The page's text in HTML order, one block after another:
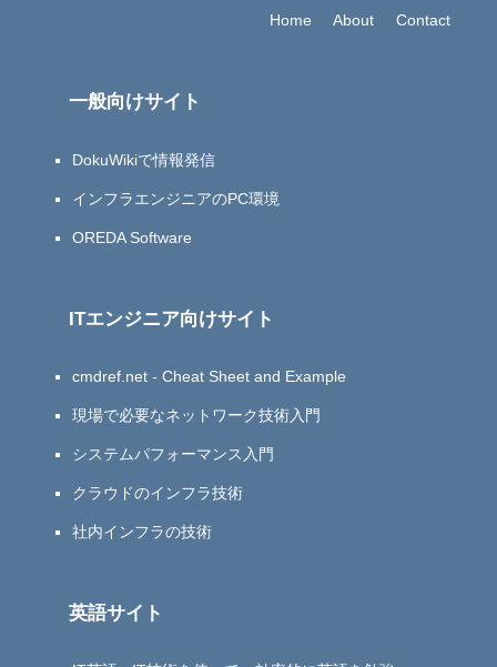
Home About Contact
一般向けサイト
DokuWikiで情報発信
インフラエンジニアのPC環境
OREDA Software
ITエンジニア向けサイト
cmdref.net - Cheat Sheet and Example
現場で必要なネットワーク技術入門
システムパフォーマンス入門
クラウドのインフラ技術
社内インフラの技術
英語サイト